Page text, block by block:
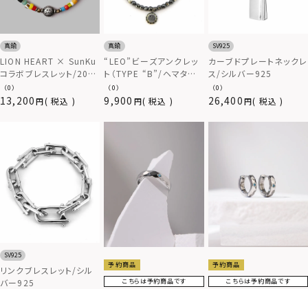
真鍮
LION HEART × SunKu
コラボブレスレット/2020
年モデル/TYPE A（ガラス
ビーズ）
（0）
13,200 税込
真鍮
“LEO”ビーズアンクレッ
ト（TYPE “B”/ヘマタイ
ト）
（0）
9,900 税込
SV925
カーブドプレートネックレ
ス/シルバー925
（0）
26,400 税込
SV925
リンクブレスレット/シル
バー925
予約商品
こちらは予約商品です
予約商品
こちらは予約商品です